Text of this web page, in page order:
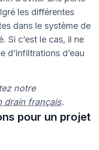
les différentes
dans le système de
Si c’est le cas, il ne
d’infiltrations d’eau
notre
drain français.
pour un projet